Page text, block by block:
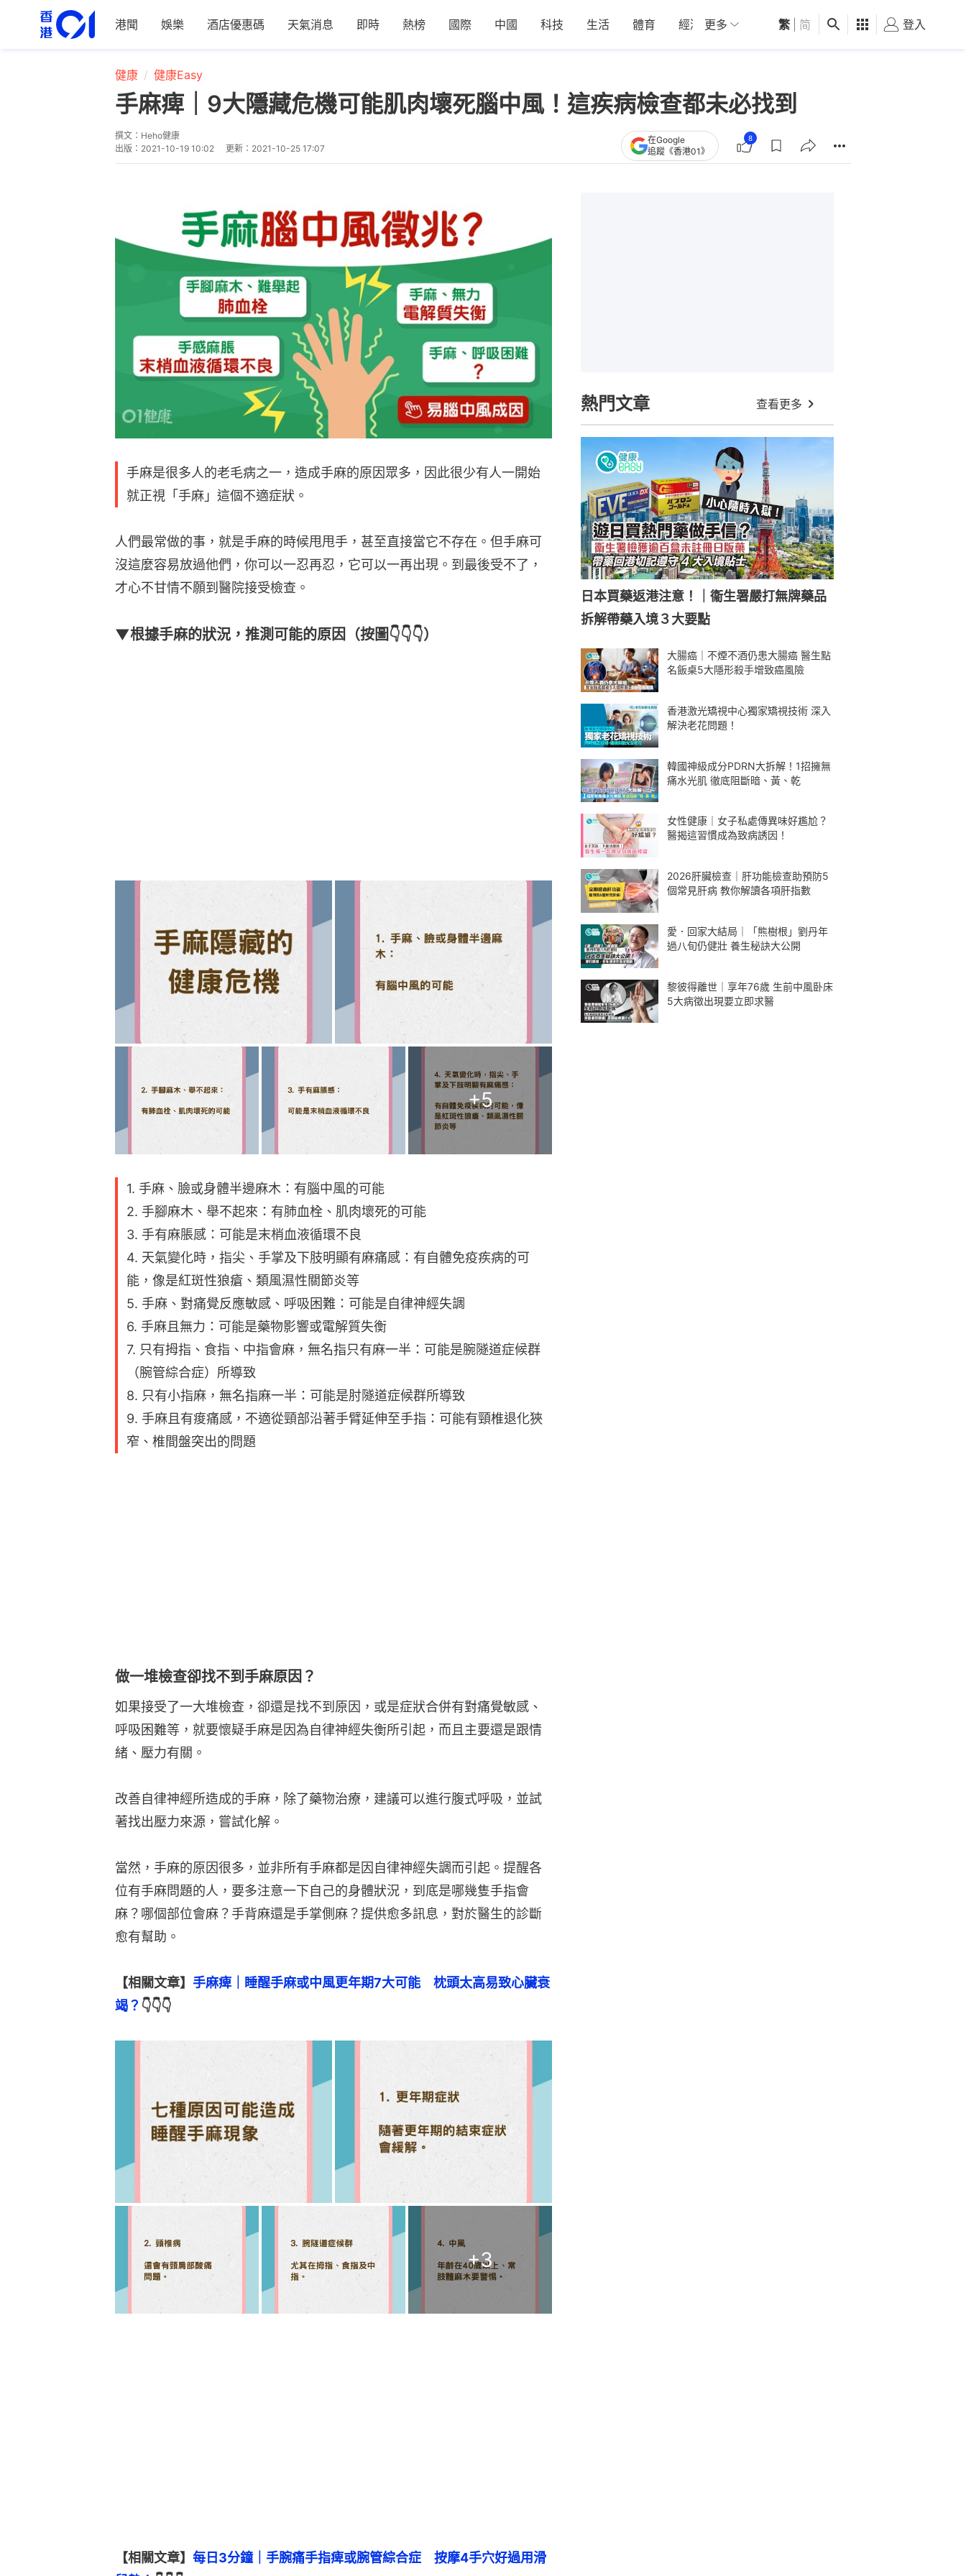
港聞 娛樂 酒店優惠碼 天氣消息 即時 熱榜 國際 中國 科技 生活 體育 經濟 01深圳 觀點 健康 好食玩飛
更多 繁 简 登入
健康 健康Easy
手麻痺｜9大隱藏危機可能肌肉壞死腦中風！這疾病檢查都未必找到
撰文： Heho健康
出版： 2021-10-19 10:02 更新： 2021-10-25 17:07
在Google
追蹤《香港01》
8
手麻是很多人的老毛病之一，造成手麻的原因眾多，因此很少有人一開始
就正視「手麻」這個不適症狀。
人們最常做的事，就是手麻的時候甩甩手，甚至直接當它不存在。但手麻可
沒這麼容易放過他們，你可以一忍再忍，它可以一再出現。到最後受不了，
才心不甘情不願到醫院接受檢查。
▼根據手麻的狀況，推測可能的原因（按圖👇👇👇）
+5
1. 手麻、臉或身體半邊麻木：有腦中風的可能
2. 手腳麻木、舉不起來：有肺血栓、肌肉壞死的可能
3. 手有麻脹感：可能是末梢血液循環不良
4. 天氣變化時，指尖、手掌及下肢明顯有麻痛感：有自體免疫疾病的可
能，像是紅斑性狼瘡、類風濕性關節炎等
5. 手麻、對痛覺反應敏感、呼吸困難：可能是自律神經失調
6. 手麻且無力：可能是藥物影響或電解質失衡
7. 只有拇指、食指、中指會麻，無名指只有麻一半：可能是腕隧道症候群
（腕管綜合症）所導致
8. 只有小指麻，無名指麻一半：可能是肘隧道症候群所導致
9. 手麻且有痠痛感，不適從頸部沿著手臂延伸至手指：可能有頸椎退化狹
窄、椎間盤突出的問題
做一堆檢查卻找不到手麻原因？
如果接受了一大堆檢查，卻還是找不到原因，或是症狀合併有對痛覺敏感、
呼吸困難等，就要懷疑手麻是因為自律神經失衡所引起，而且主要還是跟情
緒、壓力有關。
改善自律神經所造成的手麻，除了藥物治療，建議可以進行腹式呼吸，並試
著找出壓力來源，嘗試化解。
當然，手麻的原因很多，並非所有手麻都是因自律神經失調而引起。提醒各
位有手麻問題的人，要多注意一下自己的身體狀況，到底是哪幾隻手指會
麻？哪個部位會麻？手背麻還是手掌側麻？提供愈多訊息，對於醫生的診斷
愈有幫助。
【相關文章】 手麻痺｜睡醒手麻或中風更年期7大可能　枕頭太高易致心臟衰
竭？ 👇👇👇
+3
【相關文章】 每日3分鐘｜手腕痛手指痺或腕管綜合症　按摩4手穴好過用滑
熱門文章 查看更多
日本買藥返港注意！｜衞生署嚴打無牌藥品
拆解帶藥入境３大要點
大腸癌｜不煙不酒仍患大腸癌 醫生點
名飯桌5大隱形殺手增致癌風險
香港激光矯視中心獨家矯視技術 深入
解決老花問題！
韓國神級成分PDRN大拆解！1招擁無
痛水光肌 徹底阻斷暗、黃、乾
女性健康｜女子私處傳異味好尷尬？
醫揭這習慣成為致病誘因！
2026肝臟檢查｜肝功能檢查助預防5
個常見肝病 教你解讀各項肝指數
愛．回家大結局｜「熊樹根」劉丹年
過八旬仍健壯 養生秘訣大公開
黎彼得離世｜享年76歲 生前中風卧床
5大病徵出現要立即求醫